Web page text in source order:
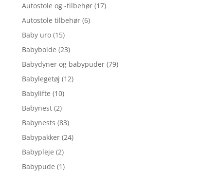
Autostole og -tilbehør (17)
Autostole tilbehør (6)
Baby uro (15)
Babybolde (23)
Babydyner og babypuder (79)
Babylegetøj (12)
Babylifte (10)
Babynest (2)
Babynests (83)
Babypakker (24)
Babypleje (2)
Babypude (1)